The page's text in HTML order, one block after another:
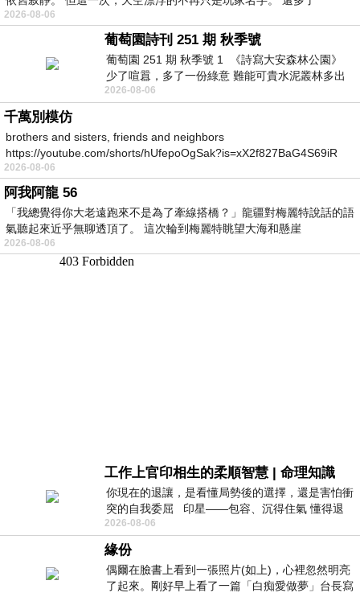
2026-08-06
葡萄園詩刊 251 期 秋季號
葡萄園 251 期 秋季號 1 《詩寫大安森林公園》
少了喧囂，多了一份綠意 難能可貴水泥叢林多出
一
2026-08-06
千萬別模仿
brothers and sisters, friends and neighbors
https://youtube.com/shorts/hUfepoOgSak?is=xX2f827BaG4S69iR
https
2026-08-06
阿我阿龍 56
「我總覺得你大老遠跑來不是為了牽線搭橋？」龍疆對梅麗特說話的語
氣聽起來近乎無聊透頂了。 這次輪到梅麗特眺望大海和懸崖
2026-08-06
工作上官印相生的柔順智慧 | 命理知識
你現在的退讓，是看懂局勢後的選擇，還是害怕衝
突的自我委屈 印星——包容、沉得住氣 懂得退
一步觀察，不會
2026-08-06
緣份
偶爾在臉書上看到一張照片(如上)，心裡忽然明亮
了起來。剛好早上看了一篇「白痴愛做夢」台長寫